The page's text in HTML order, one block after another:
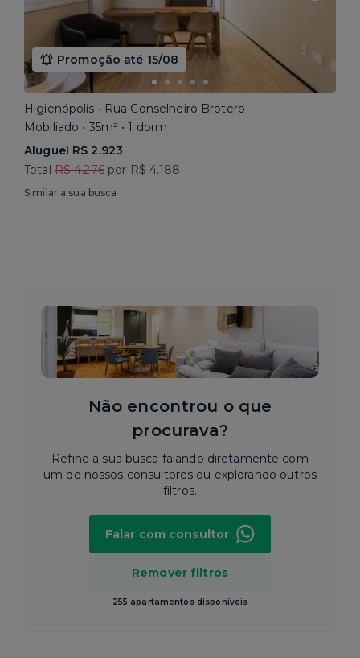
Promoção até 15/08
Higienópolis • Rua Conselheiro Brotero
Mobiliado • 35m² • 1 dorm
Aluguel R$ 2.923
Total R$ 4.276por R$ 4.188
Similar a sua busca
Não encontrou o que
procurava?
Refine a sua busca falando diretamente com
um de nossos consultores ou explorando outros
filtros.
Remover filtros
255 apartamentos disponíveis
Falar com consultor